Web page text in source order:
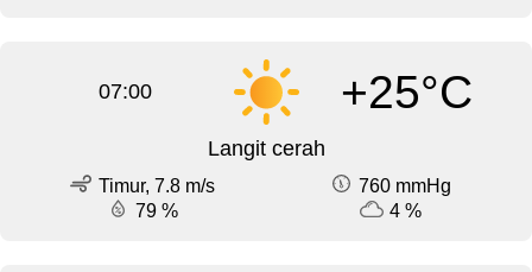
07:00 +25°C
Langit cerah
Timur, 7.8 m/s
760 mmHg
79 %
4 %